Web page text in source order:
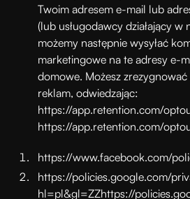
Twoim adresem e-mail lub
(lub usługodawcy działający w
możemy następnie wysyłać
marketingowe na te adresy e-
domowe. Możesz
reklam, odwiedzając:
https://app.retention.com/
https://app.retention.com/
https://www.facebook.com/
https://policies.google.com/
hl=pl&gl=ZZhttps://